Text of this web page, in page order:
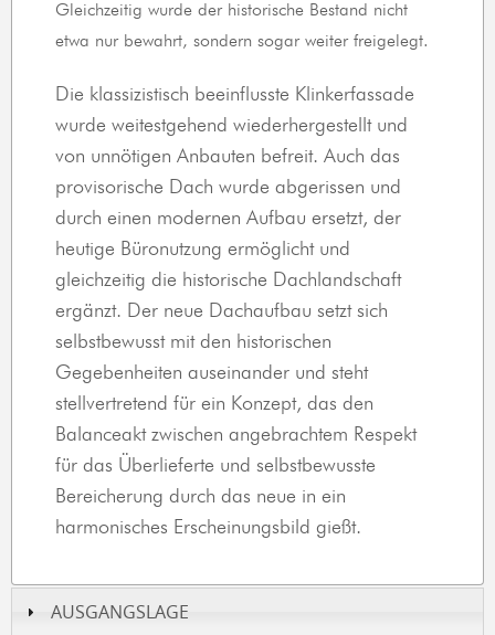
Gleichzeitig wurde der historische Bestand nicht
etwa nur bewahrt, sondern sogar weiter freigelegt.
Die klassizistisch beeinflusste Klinkerfassade
wurde weitestgehend wiederhergestellt und
von unnötigen Anbauten befreit. Auch das
provisorische Dach wurde abgerissen und
durch einen modernen Aufbau ersetzt, der
heutige Büronutzung ermöglicht und
gleichzeitig die historische Dachlandschaft
ergänzt. Der neue Dachaufbau setzt sich
selbstbewusst mit den historischen
Gegebenheiten auseinander und steht
stellvertretend für ein Konzept, das den
Balanceakt zwischen angebrachtem Respekt
für das Überlieferte und selbstbewusste
Bereicherung durch das neue in ein
harmonisches Erscheinungsbild gießt.
AUSGANGSLAGE